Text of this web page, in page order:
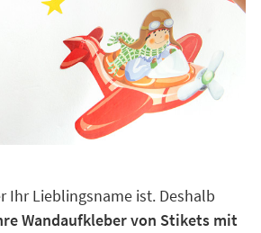
Ihr Lieblingsname ist. Deshalb
Wandaufkleber von Stikets mit